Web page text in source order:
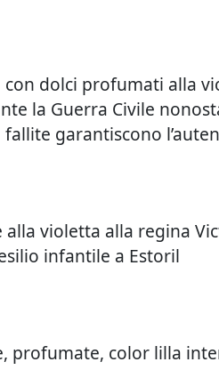
dolci profumati alla
la Guerra Civile
garantiscono
violetta alla regina
infantile a Estoril
profumate, color lilla